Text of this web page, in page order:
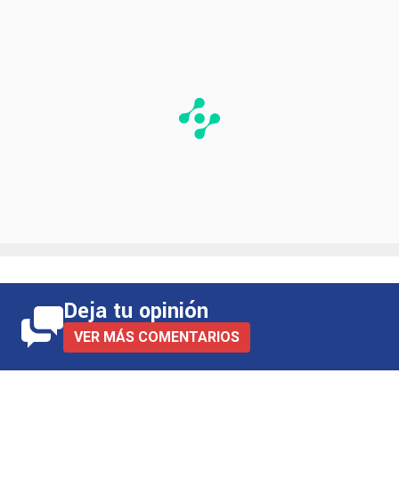
Deja tu opinión
VER MÁS COMENTARIOS